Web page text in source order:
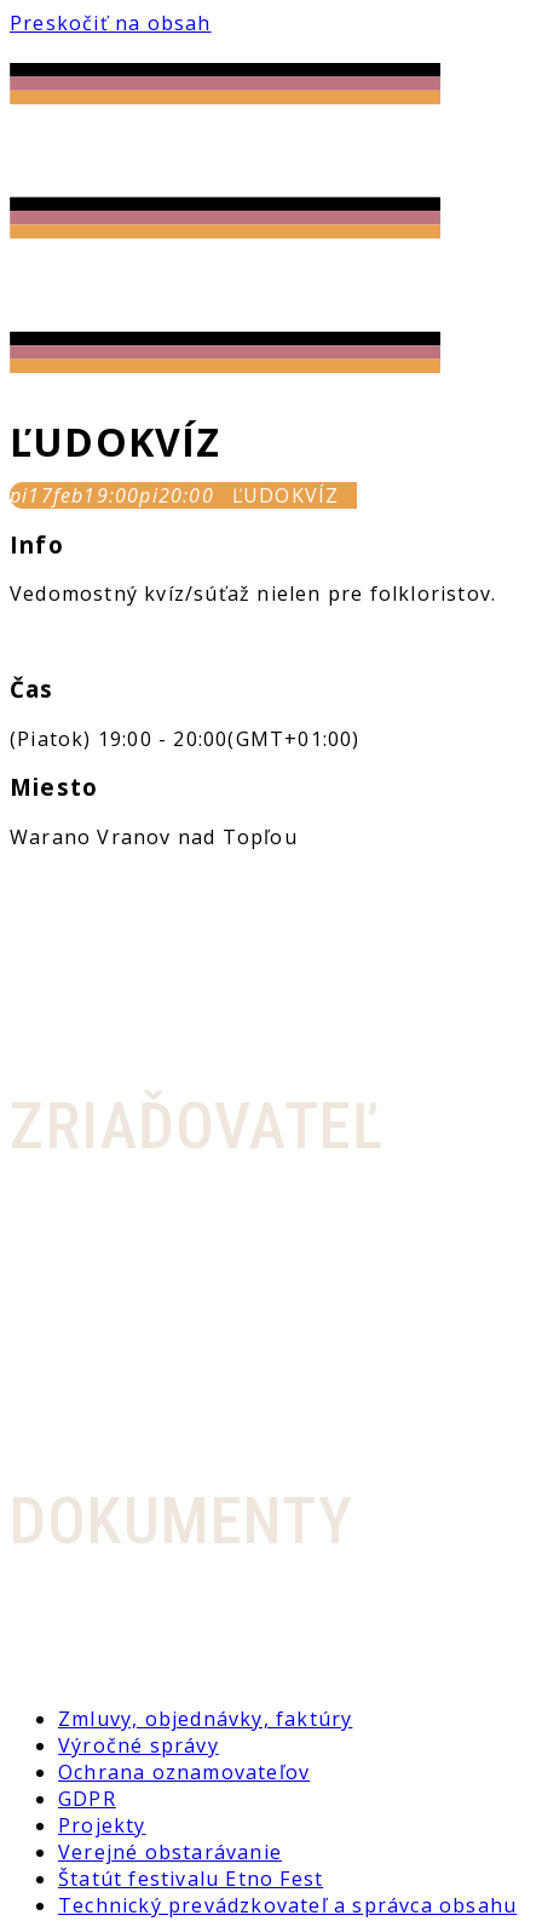
Preskočiť na obsah
ĽUDOKVÍZ
pi17feb19:00pi20:00 ĽUDOKVÍZ
Info
Vedomostný kvíz/súťaž nielen pre folkloristov.
Čas
(Piatok) 19:00 - 20:00(GMT+01:00)
Miesto
Warano Vranov nad Topľou
ZRIAĎOVATEĽ
DOKUMENTY
Zmluvy, objednávky, faktúry
Výročné správy
Ochrana oznamovateľov
GDPR
Projekty
Verejné obstarávanie
Štatút festivalu Etno Fest
Technický prevádzkovateľ a správca obsahu